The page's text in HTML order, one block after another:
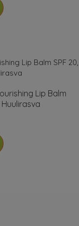
Lip Balm
Huulirasva